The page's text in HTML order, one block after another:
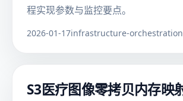
程实现参数与监控要点。
2026-01-17infrastructure-orchestration
S3医疗图像零拷贝内存映